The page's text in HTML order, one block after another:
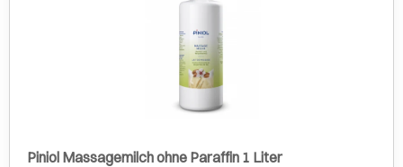
Piniol Massagemilch ohne Paraffin 1 Liter